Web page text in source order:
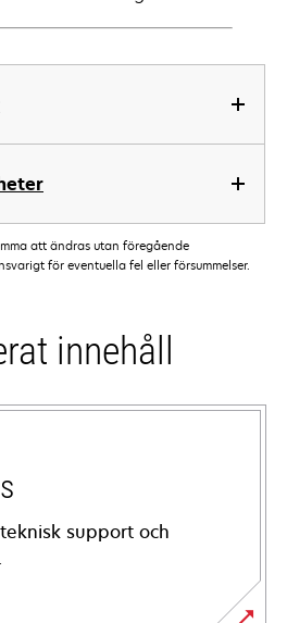
att ändras utan föregående
för eventuella fel eller försummelser.
innehåll
support och